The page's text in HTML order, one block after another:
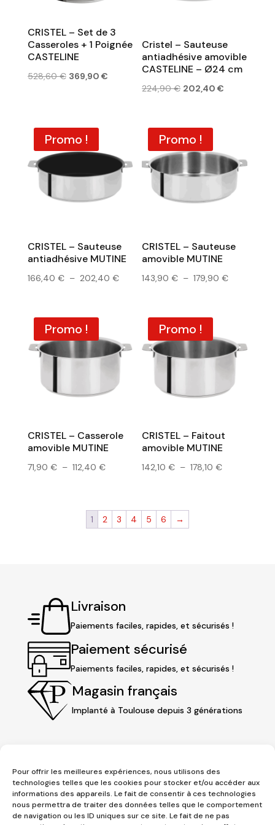
Pour offrir les meilleures expériences, nous utilisons des
technologies telles que les cookies pour stocker et/ou accéder aux
informations des appareils. Le fait de consentir à ces technologies
nous permettra de traiter des données telles que le comportement
de navigation ou les ID uniques sur ce site. Le fait de ne pas
CRISTEL – Set de 3
Casseroles + 1 Poignée
CASTELINE
528,60€ Le
528,60 €.
369,90 €Le
Cristel – Sauteuse
antiadhésive amovible
CASTELINE – Ø24 cm
224,90€ Le
était :
224,90 €.
202,40€
202,40 €.
Promo !
CRISTEL – Sauteuse
antiadhésive MUTINE
166,40 € – 202,40 €Plage
à
202,40 €
Promo !
CRISTEL – Sauteuse
amovible MUTINE
143,90€ – 179,90€Plage
à
179,90 €
Promo !
CRISTEL – Casserole
amovible MUTINE
71,90 € – 112,40 €Plage
71,90 €
à
Promo !
CRISTEL – Faitout
amovible MUTINE
142,10€ – 178,10€Plage
1 2 3 4 5 6 →
Livraison
Paiements faciles, rapides, et sécurisés !
Paiement sécurisé
Paiements faciles, rapides, et sécurisés !
Magasin français
Implanté à Toulouse depuis 3 générations